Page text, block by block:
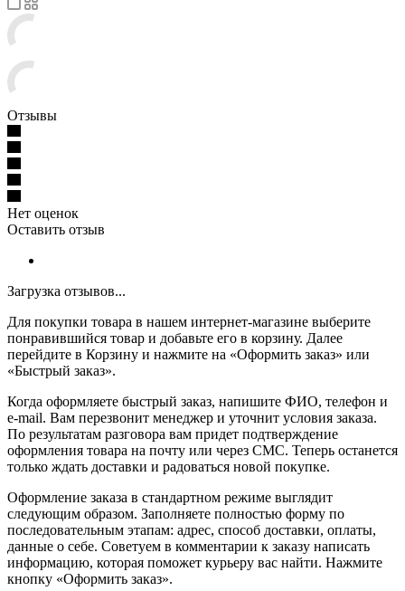
Отзывы
Нет оценок
Оставить отзыв
Загрузка отзывов...
Для покупки товара в нашем интернет-магазине выберите
понравившийся товар и добавьте его в корзину. Далее
перейдите в Корзину и нажмите на «Оформить заказ» или
«Быстрый заказ».
Когда оформляете быстрый заказ, напишите ФИО, телефон и
e-mail. Вам перезвонит менеджер и уточнит условия заказа.
По результатам разговора вам придет подтверждение
оформления товара на почту или через СМС. Теперь останется
только ждать доставки и радоваться новой покупке.
Оформление заказа в стандартном режиме выглядит
следующим образом. Заполняете полностью форму по
последовательным этапам: адрес, способ доставки, оплаты,
данные о себе. Советуем в комментарии к заказу написать
информацию, которая поможет курьеру вас найти. Нажмите
кнопку «Оформить заказ».